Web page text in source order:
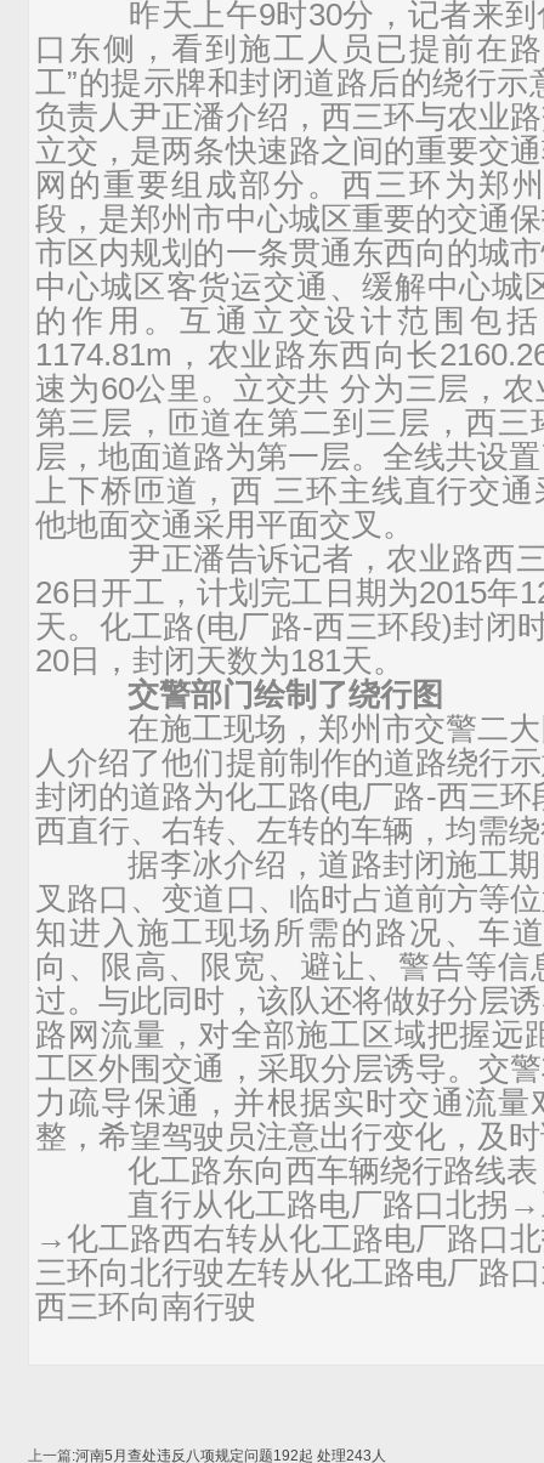
昨天上午9时30分，记者来到
口东侧，看到施工人员已提前在
工”的提示牌和封闭道路后的绕行
负责人尹正潘介绍，西三环与农业
立交，是两条快速路之间的重要交
网的重要组成部分。西三环为郑
段，是郑州市中心城区重要的交通
市区内规划的一条贯通东西向的城
中心城区客货运交通、缓解中心城
的作用。互通立交设计范围包
1174.81m，农业路东西向长
速为60公里。立交共 分为三层，
第三层，匝道在第二到三层，西三
层，地面道路为第一层。全线共设
上下桥匝道，西 三环主线直行交
他地面交通采用平面交叉。
尹正潘告诉记者，农业路西三
26日开工，计划完工日期为2015年
天。化工路(电厂路-西三环段)封闭
20日，封闭天数为181天。
交警部门绘制了绕行图
在施工现场，郑州市交警二大
人介绍了他们提前制作的道路绕行
封闭的道路为化工路(电厂路-西三
西直行、右转、左转的车辆，均需
据李冰介绍，道路封闭施工期
叉路口、变道口、临时占道前方等
知进入施工现场所需的路况、车
向、限高、限宽、避让、警告等
过。与此同时，该队还将做好分层
路网流量，对全部施工区域把握远
工区外围交通，采取分层诱导。交
力疏导保通，并根据实时交通流
整，希望驾驶员注意出行变化，及
化工路东向西车辆绕行路线表
直行从化工路电厂路口北拐→
→化工路西右转从化工路电厂路口
三环向北行驶左转从化工路电厂路
西三环向南行驶
上一篇:河南5月查处违反八项规定问题192起 处理243人